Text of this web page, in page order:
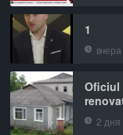
1
вчера
Oficiul
2 дня